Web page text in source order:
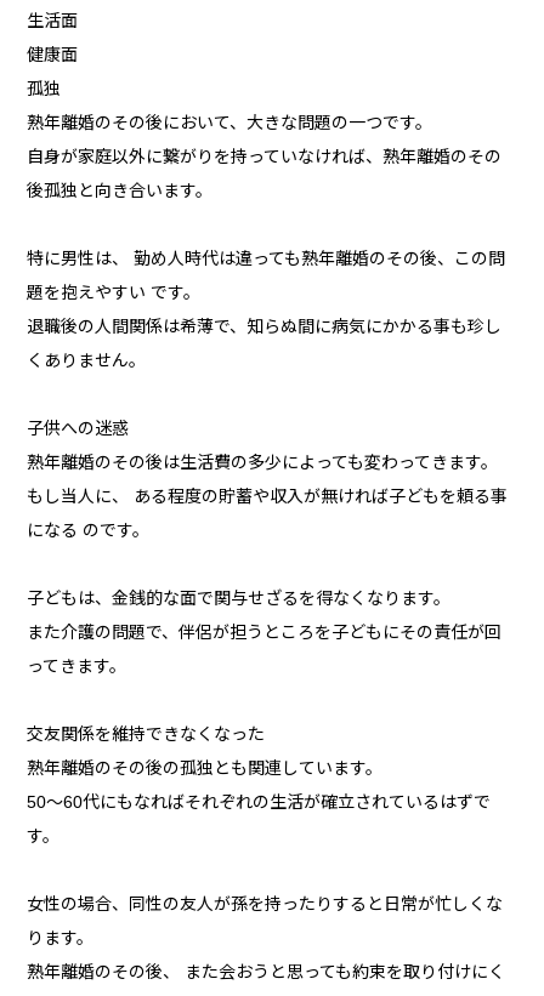
生活面
健康面
孤独
熟年離婚のその後において、大きな問題の一つです。
自身が家庭以外に繋がりを持っていなければ、熟年離婚のその
後孤独と向き合います。
特に男性は、 勤め人時代は違っても熟年離婚のその後、この問
題を抱えやすい です。
退職後の人間関係は希薄で、知らぬ間に病気にかかる事も珍し
くありません。
子供への迷惑
熟年離婚のその後は生活費の多少によっても変わってきます。
もし当人に、 ある程度の貯蓄や収入が無ければ子どもを頼る事
になる のです。
子どもは、金銭的な面で関与せざるを得なくなります。
また介護の問題で、伴侶が担うところを子どもにその責任が回
ってきます。
交友関係を維持できなくなった
熟年離婚のその後の孤独とも関連しています。
50～60代にもなればそれぞれの生活が確立されているはずで
す。
女性の場合、同性の友人が孫を持ったりすると日常が忙しくな
ります。
熟年離婚のその後、 また会おうと思っても約束を取り付けにく